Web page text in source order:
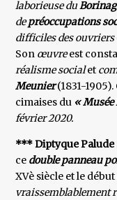
laborieuse du
depréoccupations
difficiles des ouvriers
Son œuvreest
réalisme socialet
Meunier(1831-
cimaises du « Musée
février 2020.
*** Diptyque Palude
ce double panneau
XVè siècle et le
vraissemblablement